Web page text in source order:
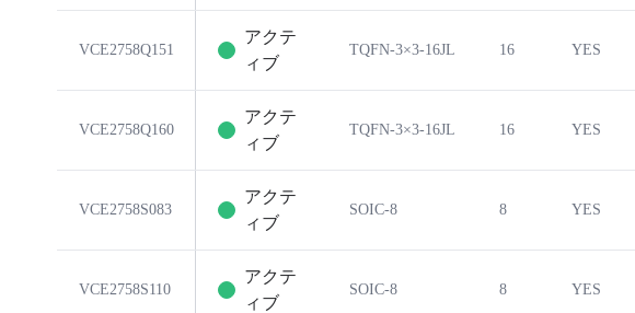
VCE2758Q151
アクテ
ィブ
TQFN-3×3-16JL 16 YES
VCE2758Q160
アクテ
ィブ
TQFN-3×3-16JL 16 YES
VCE2758S083
アクテ
ィブ
SOIC-8 8 YES
VCE2758S110
アクテ
ィブ
SOIC-8 8 YES